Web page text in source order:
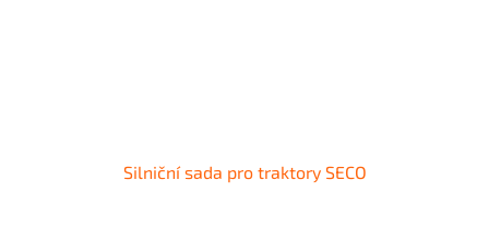
Silniční sada pro traktory SECO